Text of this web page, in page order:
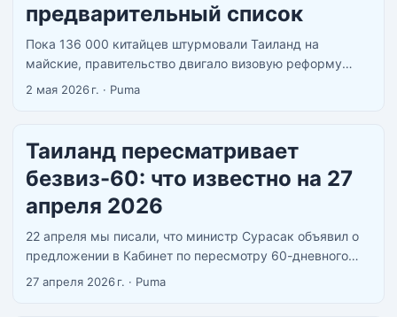
предварительный список
Пока 136 000 китайцев штурмовали Таиланд на
майские, правительство двигало визовую реформу
дальше. Не просто сокращение с 60 до 30 дней — 36
2 мая 2026 г. · Puma
Таиланд пересматривает
безвиз-60: что известно на 27
апреля 2026
22 апреля мы писали, что министр Сурасак объявил о
предложении в Кабинет по пересмотру 60-дневного
безвиза. Общие слова, никаких сроков. С тех пор
27 апреля 2026 г. · Puma